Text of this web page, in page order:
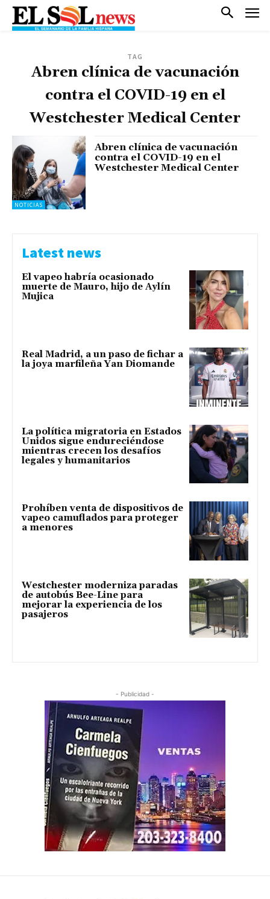
TAG
Abren clínica de vacunación
contra el COVID-19 en el
Westchester Medical Center
NOTICIAS
Abren clínica de vacunación
contra el COVID-19 en el
Westchester Medical Center
Latest news
El vapeo habría ocasionado
muerte de Mauro, hijo de Aylín
Mujica
Real Madrid, a un paso de fichar a
la joya marfileña Yan Diomande
La política migratoria en Estados
Unidos sigue endureciéndose
mientras crecen los desafíos
legales y humanitarios
Prohíben venta de dispositivos de
vapeo camuflados para proteger
a menores
Westchester moderniza paradas
de autobús Bee-Line para
mejorar la experiencia de los
pasajeros
- Publicidad -